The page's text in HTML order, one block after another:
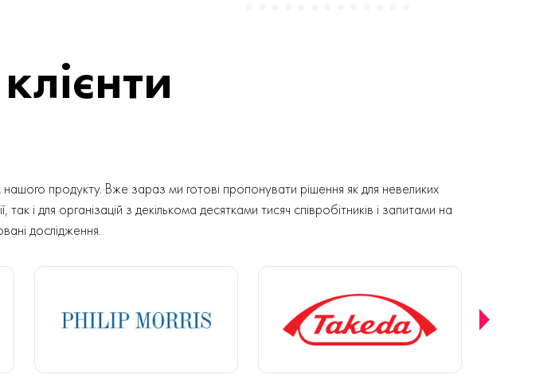
продукту. Вже зараз ми готові пропонувати рішення як для невеликих
і для організацій з декількома десятками тисяч співробітників і запитами на
дослідження.